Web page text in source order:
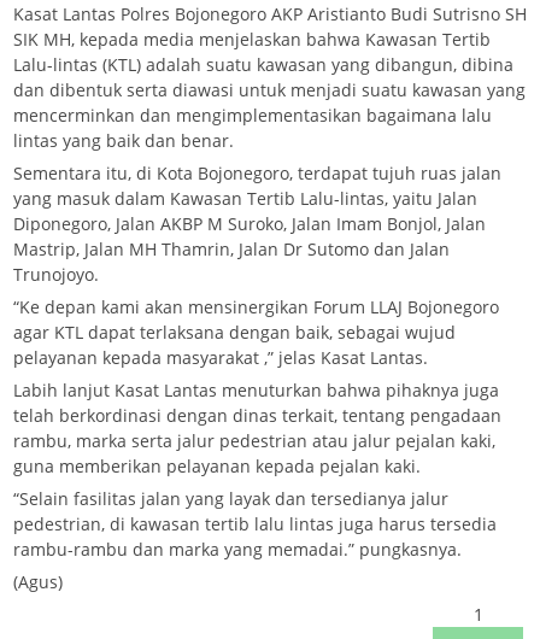
Kasat Lantas Polres Bojonegoro AKP Aristianto Budi Sutrisno SH
SIK MH, kepada media menjelaskan bahwa Kawasan Tertib
Lalu-lintas (KTL) adalah suatu kawasan yang dibangun, dibina
dan dibentuk serta diawasi untuk menjadi suatu kawasan yang
mencerminkan dan mengimplementasikan bagaimana lalu
lintas yang baik dan benar.
Sementara itu, di Kota Bojonegoro, terdapat tujuh ruas jalan
yang masuk dalam Kawasan Tertib Lalu-lintas, yaitu Jalan
Diponegoro, Jalan AKBP M Suroko, Jalan Imam Bonjol, Jalan
Mastrip, Jalan MH Thamrin, Jalan Dr Sutomo dan Jalan
Trunojoyo.
“Ke depan kami akan mensinergikan Forum LLAJ Bojonegoro
agar KTL dapat terlaksana dengan baik, sebagai wujud
pelayanan kepada masyarakat ,” jelas Kasat Lantas.
Labih lanjut Kasat Lantas menuturkan bahwa pihaknya juga
telah berkordinasi dengan dinas terkait, tentang pengadaan
rambu, marka serta jalur pedestrian atau jalur pejalan kaki,
guna memberikan pelayanan kepada pejalan kaki.
“Selain fasilitas jalan yang layak dan tersedianya jalur
pedestrian, di kawasan tertib lalu lintas juga harus tersedia
rambu-rambu dan marka yang memadai.” pungkasnya.
(Agus)
1